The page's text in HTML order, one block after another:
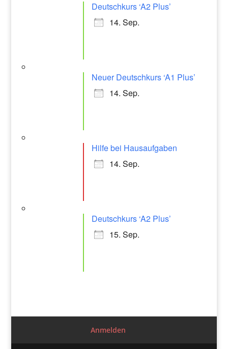
Deutschkurs ‘A2 Plus’
14. Sep.
Neuer Deutschkurs ‘A1 Plus’
14. Sep.
Hilfe bei Hausaufgaben
14. Sep.
Deutschkurs ‘A2 Plus’
15. Sep.
Anmelden